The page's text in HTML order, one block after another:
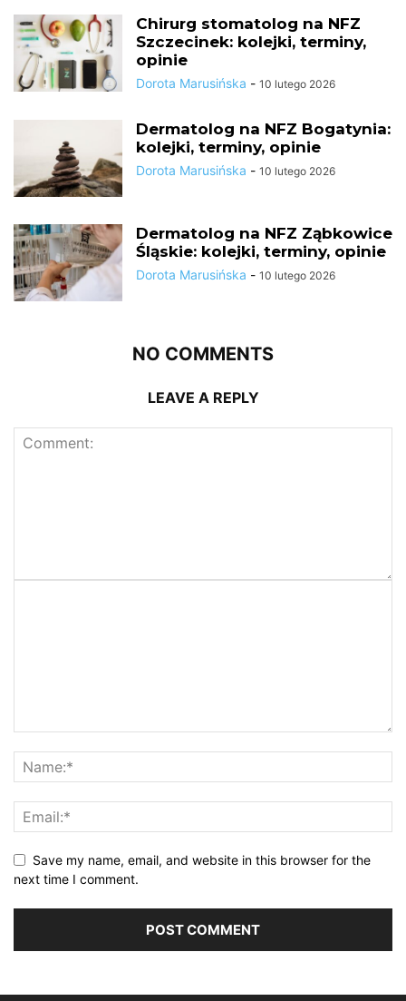
Chirurg stomatolog na NFZ
Szczecinek: kolejki, terminy,
opinie
Dorota Marusińska - 10 lutego 2026
Dermatolog na NFZ Bogatynia:
kolejki, terminy, opinie
Dorota Marusińska - 10 lutego 2026
Dermatolog na NFZ Ząbkowice
Śląskie: kolejki, terminy, opinie
Dorota Marusińska - 10 lutego 2026
NO COMMENTS
LEAVE A REPLY
Save my name, email, and website in this browser for the
next time I comment.